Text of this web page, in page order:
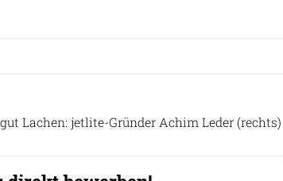
Lachen: jetlite-Gründer Achim Leder (rechts)